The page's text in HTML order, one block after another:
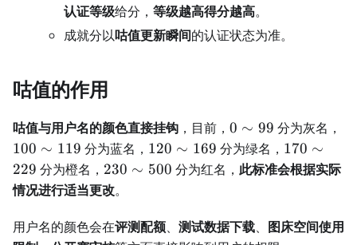
认证等级给分， 等级越高得分越高。
成就分以咕值更新瞬间的认证状态为准。
咕值的作用
咕值与用户名的颜色直接挂钩 ，目前， 0
\sim
99
0 ∼ 99 分为灰名，
100 ∼ 119 分为蓝名， 120
\sim
120 ∼ 169 分为绿名， 170
\sim
170 ∼
229 分为橙名， 230
\sim
230 ∼ 500 分为红名， 此标准会根据实际
情况进行适当更改。
用户名的颜色会在评测配额、 测试数据下载、 图床空间使用